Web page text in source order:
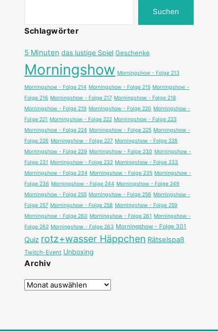
Suchen
Schlagwörter
5 Minuten das lustige Spiel Geschenke
Morningshow Morningshow - Folge 213
Morningshow - Folge 214 Morningshow - Folge 215 Morningshow -
Folge 216 Morningshow - Folge 217 Morningshow - Folge 218
Morningshow - Folge 219 Morningshow - Folge 220 Morningshow -
Folge 221 Morningshow - Folge 222 Morningshow - Folge 223
Morningshow - Folge 224 Morningshow - Folge 225 Morningshow -
Folge 226 Morningshow - Folge 227 Morningshow - Folge 228
Morningshow - Folge 229 Morningshow - Folge 230 Morningshow -
Folge 231 Morningshow - Folge 232 Morningshow - Folge 233
Morningshow - Folge 234 Morningshow - Folge 235 Morningshow -
Folge 236 Morningshow - Folge 244 Morningshow - Folge 249
Morningshow - Folge 255 Morningshow - Folge 256 Morningshow -
Folge 257 Morningshow - Folge 258 Morningshow - Folge 259
Morningshow - Folge 260 Morningshow - Folge 261 Morningshow -
Folge 262 Morningshow - Folge 263 Morningshow - Folge 301
Quiz rotz+wasser Häppchen Rätselspaß
Twitch-Event Unboxing
Archiv